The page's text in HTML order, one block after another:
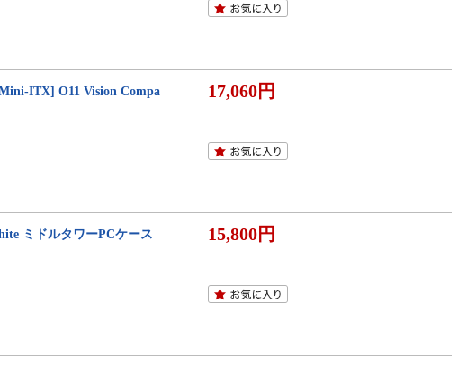
ITX] O11 Vision Compa
17,060円
ミドルタワーPCケース
15,800円